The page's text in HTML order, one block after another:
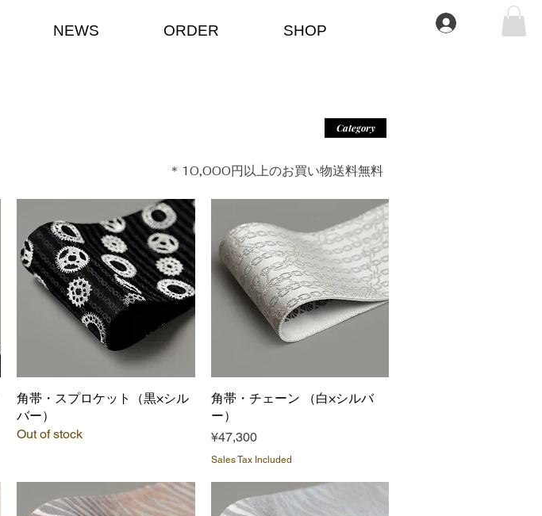
NEWS ORDER SHOP
Category
​＊10,000円以上のお買い物送料無料
Quick View
角帯・スプロケット（黒×シル
バー）
Out of stock
Quick View
角帯・チェーン （白×シルバ
ー）
Price
¥47,300
Sales Tax Included